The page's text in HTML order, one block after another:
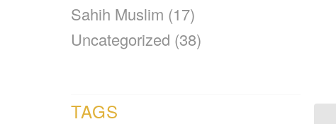
Sahih Muslim (17)
Uncategorized (38)
TAGS